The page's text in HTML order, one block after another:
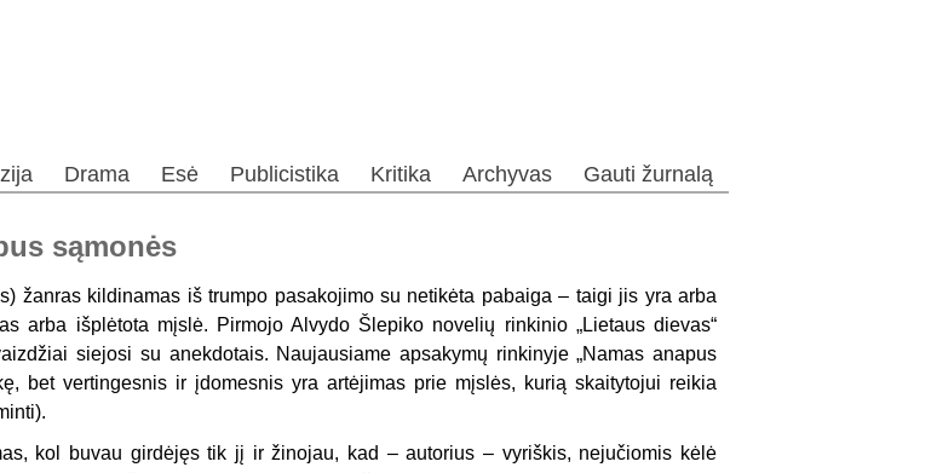
Drama Esė Publicistika Kritika Archyvas Gauti žurnalą
sąmonės
žanras kildinamas iš trumpo pasakojimo su netikėta pabaiga – taigi jis yra arba
arba išplėtota mįslė. Pirmojo Alvydo Šlepiko novelių rinkinio „Lietaus dievas“
siejosi su anekdotais. Naujausiame apsakymų rinkinyje „Namas anapus
bet vertingesnis ir įdomesnis yra artėjimas prie mįslės, kurią skaitytojui reikia
kol buvau girdėjęs tik jį ir žinojau, kad – autorius – vyriškis, nejučiomis kėlė